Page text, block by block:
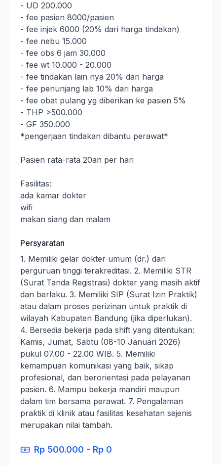
‎- UD 200.000
‎- fee pasien 8000/pasien
‎- fee injek 6000 (20% dari harga tindakan)
‎- fee nebu 15.000
‎- fee obs 6 jam 30.000
‎- fee wt 10.000 - 20.000
‎- fee tindakan lain nya 20% dari harga
‎- fee penunjang lab 10% dari harga
‎- fee obat pulang yg diberikan ke pasien 5%
‎- THP >500.000
‎- GF 350.000
‎*pengerjaan tindakan dibantu perawat*
‎Pasien rata-rata 20an per hari
‎Fasilitas:
‎ada kamar dokter
‎wifi
‎makan siang dan malam
Persyaratan
1. Memiliki gelar dokter umum (dr.) dari
perguruan tinggi terakreditasi. 2. Memiliki STR
(Surat Tanda Registrasi) dokter yang masih aktif
dan berlaku. 3. Memiliki SIP (Surat Izin Praktik)
atau dalam proses perizinan untuk praktik di
wilayah Kabupaten Bandung (jika diperlukan).
4. Bersedia bekerja pada shift yang ditentukan:
Kamis, Jumat, Sabtu (08-10 Januari 2026)
pukul 07.00 - 22.00 WIB. 5. Memiliki
kemampuan komunikasi yang baik, sikap
profesional, dan berorientasi pada pelayanan
pasien. 6. Mampu bekerja mandiri maupun
dalam tim bersama perawat. 7. Pengalaman
praktik di klinik atau fasilitas kesehatan sejenis
merupakan nilai tambah.
Rp 500.000 - Rp 0